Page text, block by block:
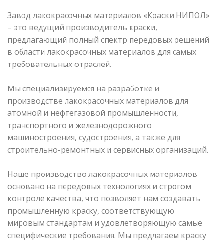
Завод лакокрасочных материалов «Краски НИПОЛ»
– это ведущий производитель краски,
предлагающий полный спектр передовых решений
в области лакокрасочных материалов для самых
требовательных отраслей.
Мы специализируемся на разработке и
производстве лакокрасочных материалов для
атомной и нефтегазовой промышленности,
транспортного и железнодорожного
машиностроения, судостроения, а также для
строительно-ремонтных и сервисных организаций.
Наше производство лакокрасочных материалов
основано на передовых технологиях и строгом
контроле качества, что позволяет нам создавать
промышленную краску, соответствующую
мировым стандартам и удовлетворяющую самые
специфические требования. Мы предлагаем краску